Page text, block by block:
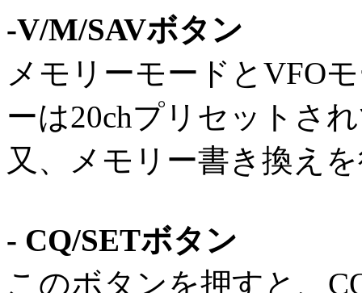
-V/M/SAVボタン
メモリーモードとVFO
ーは20chプリセットさ
又、メモリー書き換え
- CQ/SETボタン
このボタンを押すと、